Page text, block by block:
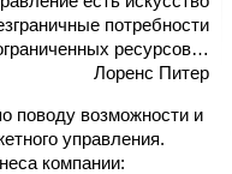
потребности
ресурсов…
Лоренс Питер
поводу возможности и
управления.
компании: